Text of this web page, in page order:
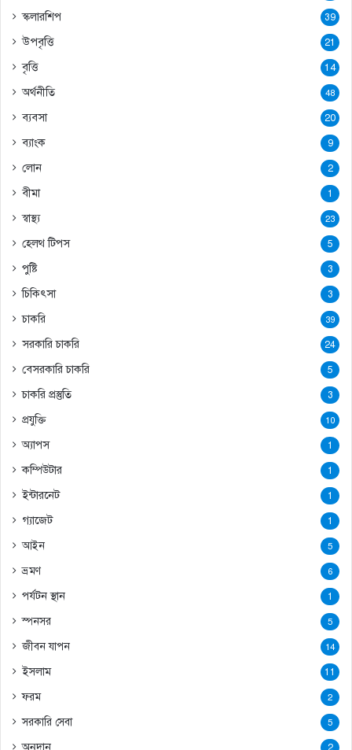
স্কলারশিপ 39
উপবৃত্তি 21
বৃত্তি 14
অর্থনীতি 48
ব্যবসা 20
ব্যাংক 9
লোন 2
বীমা 1
স্বাস্থ্য 23
হেলথ টিপস 5
পুষ্টি 3
চিকিৎসা 3
চাকরি 39
সরকারি চাকরি 24
বেসরকারি চাকরি 5
চাকরি প্রস্তুতি 3
প্রযুক্তি 10
অ্যাপস 1
কম্পিউটার 1
ইন্টারনেট 1
গ্যাজেট 1
আইন 5
ভ্রমণ 6
পর্যটন স্থান 1
স্পনসর 5
জীবন যাপন 14
ইসলাম 11
ফরম 2
সরকারি সেবা 5
অনুদান 2